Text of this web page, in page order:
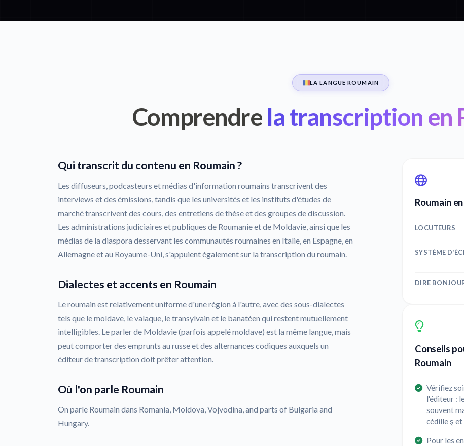
LA LANGUE ROUMAIN
Comprendre la transcription en
Qui transcrit du contenu en Roumain ?
Les diffuseurs, podcasteurs et médias d'information roumains transcrivent des
interviews et des émissions, tandis que les universités et les instituts d'études de
marché transcrivent des cours, des entretiens de thèse et des groupes de discussion.
Les administrations judiciaires et publiques de Roumanie et de Moldavie, ainsi que les
médias de la diaspora desservant les communautés roumaines en Italie, en Espagne, en
Allemagne et au Royaume-Uni, s'appuient également sur la transcription du roumain.
Dialectes et accents en Roumain
Le roumain est relativement uniforme d'une région à l'autre, avec des sous-dialectes
tels que le moldave, le valaque, le transylvain et le banatéen qui restent mutuellement
intelligibles. Le parler de Moldavie (parfois appelé moldave) est la même langue, mais
peut comporter des emprunts au russe et des alternances codiques auxquels un
éditeur de transcription doit prêter attention.
Où l'on parle Roumain
On parle Roumain dans Romania, Moldova, Vojvodina, and parts of Bulgaria and
Hungary.
Roumain
LOCUTEURS
SYSTÈME
DIRE
Conseils
Roumain
Vérifiez
l'éditeur :
souvent
cédille ş
Pour les